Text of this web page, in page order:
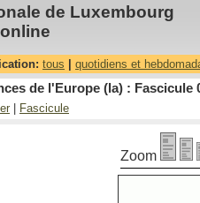
de Luxembourg
tous quotidiens et
de l'Europe (la) : Fascicule
Fascicule
Zoom